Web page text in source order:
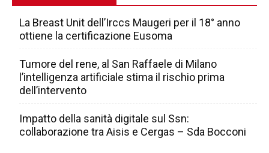
La Breast Unit dell’Irccs Maugeri per il 18° anno
ottiene la certificazione Eusoma
Tumore del rene, al San Raffaele di Milano
l’intelligenza artificiale stima il rischio prima
dell’intervento
Impatto della sanità digitale sul Ssn:
collaborazione tra Aisis e Cergas – Sda Bocconi